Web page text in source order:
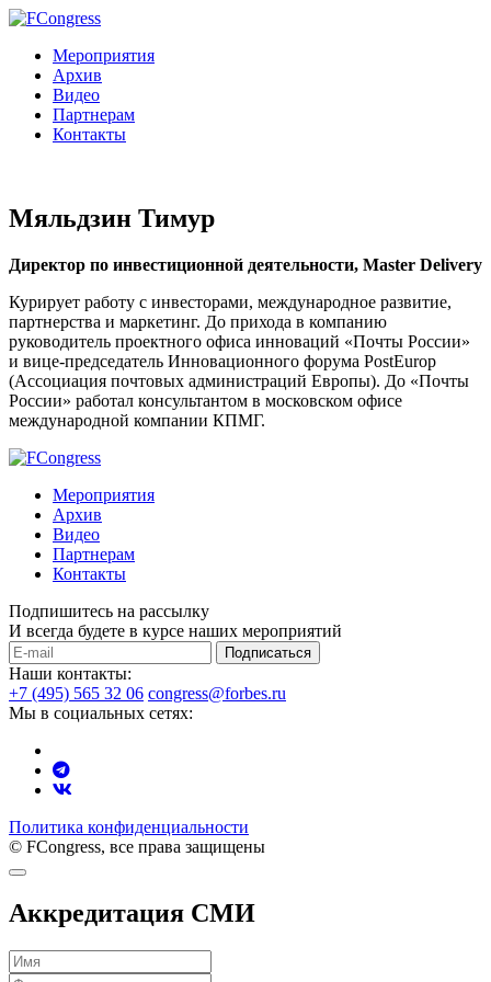
Мероприятия
Архив
Видео
Партнерам
Контакты
Мяльдзин Тимур
Директор по инвестиционной деятельности, Master Delivery
Курирует работу с инвесторами, международное развитие,
партнерства и маркетинг. До прихода в компанию
руководитель проектного офиса инноваций «Почты России»
и вице-председатель Инновационного форума PostEurop
(Ассоциация почтовых администраций Европы). До «Почты
России» работал консультантом в московском офисе
международной компании КПМГ.
Мероприятия
Архив
Видео
Партнерам
Контакты
Подпишитесь на рассылку
И всегда будете в курсе наших мероприятий
Подписаться
Наши контакты:
+7 (495) 565 32 06 congress@forbes.ru
Мы в социальных сетях:
Политика конфиденциальности
© FCongress, все права защищены
Аккредитация СМИ